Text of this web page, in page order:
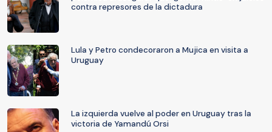
contra represores de la dictadura
Lula y Petro condecoraron a Mujica en visita a
Uruguay
La izquierda vuelve al poder en Uruguay tras la
victoria de Yamandú Orsi